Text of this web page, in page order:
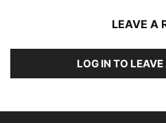
LEAVE A
LOG IN TO